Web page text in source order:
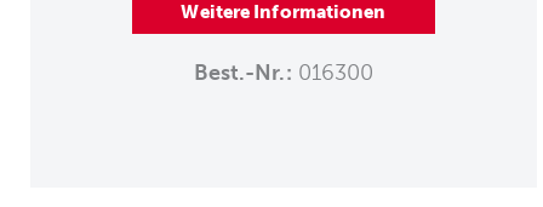
Weitere Informationen
Best.-Nr.: 016300